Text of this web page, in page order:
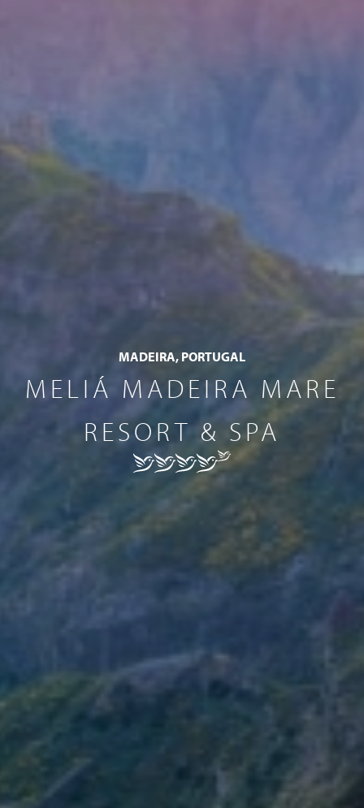
MADEIRA, PORTUGAL
MELIÁ MADEIRA MARE
RESORT & SPA